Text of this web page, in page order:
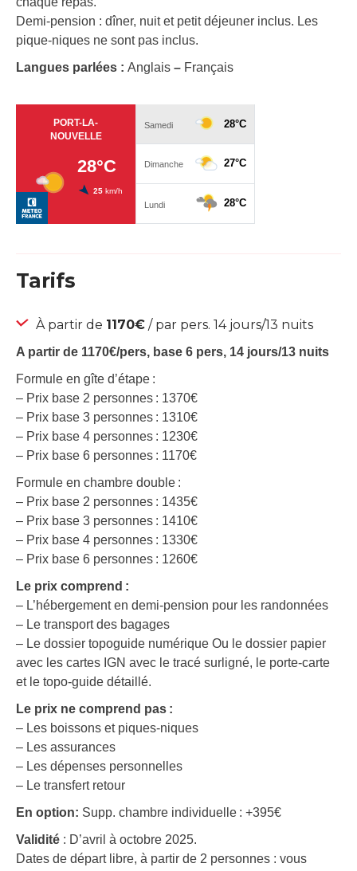
Demi-pension : dîner, nuit et petit déjeuner inclus. Les
pique-niques ne sont pas inclus.
Langues parlées : Anglais – Français
Tarifs
À partir de 1170€ / par pers. 14 jours/13 nuits
A partir de 1170€/pers, base 6 pers, 14 jours/13 nuits
Formule en gîte d’étape :
– Prix base 2 personnes : 1370€
– Prix base 3 personnes : 1310€
– Prix base 4 personnes : 1230€
– Prix base 6 personnes : 1170€
Formule en chambre double :
– Prix base 2 personnes : 1435€
– Prix base 3 personnes : 1410€
– Prix base 4 personnes : 1330€
– Prix base 6 personnes : 1260€
Le prix comprend :
– L’hébergement en demi-pension pour les randonnées
– Le transport des bagages
– Le dossier topoguide numérique Ou le dossier papier
avec les cartes IGN avec le tracé surligné, le porte-carte
et le topo-guide détaillé.
Le prix ne comprend pas :
– Les boissons et piques-niques
– Les assurances
– Les dépenses personnelles
– Le transfert retour
En option: Supp. chambre individuelle : +395€
Validité : D’avril à octobre 2025.
Dates de départ libre, à partir de 2 personnes : vous